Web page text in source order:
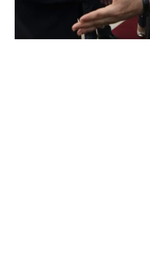
ROSE VALLAND, HEROÏNE DE LA